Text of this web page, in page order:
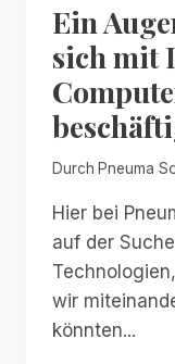
Ein
sich mit
Durch Pneuma
Hier bei
auf der
wir
könnten...